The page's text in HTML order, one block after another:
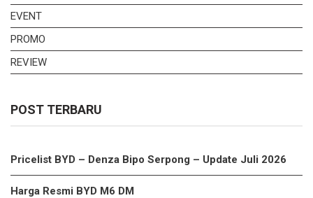
EVENT
PROMO
REVIEW
POST TERBARU
Pricelist BYD – Denza Bipo Serpong – Update Juli 2026
Harga Resmi BYD M6 DM